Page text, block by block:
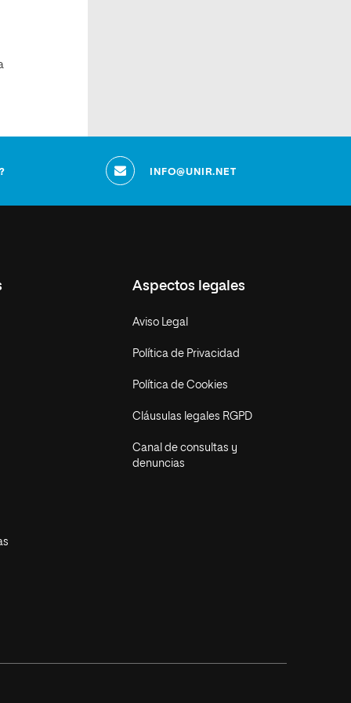
INFO@UNIR.NET
Aspectos legales
Aviso Legal
Política de Privacidad
Política de Cookies
Cláusulas legales RGPD
Canal de consultas y
denuncias